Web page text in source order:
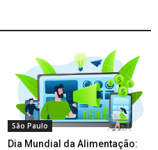
São Paulo
Dia Mundial da Alimentação: